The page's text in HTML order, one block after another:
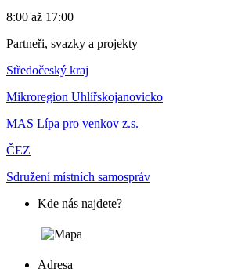
8:00 až 17:00
Partneři, svazky a projekty
Středočeský kraj
Mikroregion Uhlířskojanovicko
MAS Lípa pro venkov z.s.
ČEZ
Sdružení místních samospráv
Kde nás najdete?
Adresa